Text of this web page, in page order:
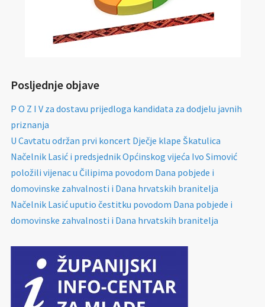
Posljednje objave
P O Z I V za dostavu prijedloga kandidata za dodjelu javnih
priznanja
U Cavtatu održan prvi koncert Dječje klape Škatulica
Načelnik Lasić i predsjednik Općinskog vijeća Ivo Simović
položili vijenac u Čilipima povodom Dana pobjede i
domovinske zahvalnosti i Dana hrvatskih branitelja
Načelnik Lasić uputio čestitku povodom Dana pobjede i
domovinske zahvalnosti i Dana hrvatskih branitelja